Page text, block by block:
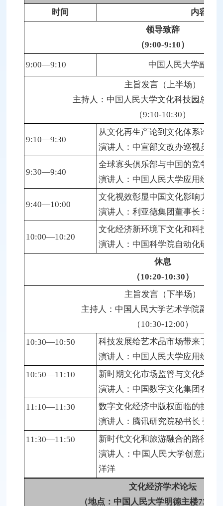
时间
内容
领导致辞
（9:00-9:10）
9:00—9:10 中国人民大学副校
主旨发言（上半场）
主持人：中国人民大学文化科技园总经
（9:10-10:30）
9:10—9:30
从文化再生产论到文化体系论
演讲人：中宣部文改办巡视员、
9:30—9:40
全球寡头俱乐部与中国的竞争风
演讲人：中国人民大学应用经济
9:40—10:00
文化视效彰显中国文化影响力
演讲人：利亚德集团董事长 李军
10:00—10:20
文化经济新环境下文化和科技融
演讲人：中国科学院自动化研究
休息
（10:20-10:30）
主旨发言（下半场）
主持人：中国人民大学艺术学院副院
（10:30-12:00）
10:30—10:50
科技发展给艺术品市场带来了什
演讲人：中国人民大学应用经济
10:50—11:10
新时期文化市场监管与文化经济
演讲人：中国数字文化集团有限
11:10—11:30
数字文化经济中版权面临的挑战
演讲人：腾讯研究院秘书长 张钦
11:30—11:50
新时代文化和旅游融合的路径探
演讲人：中国人民大学创意产业
洋洋
文化经济学术论坛
（地点：中国人民大学明德主楼734会